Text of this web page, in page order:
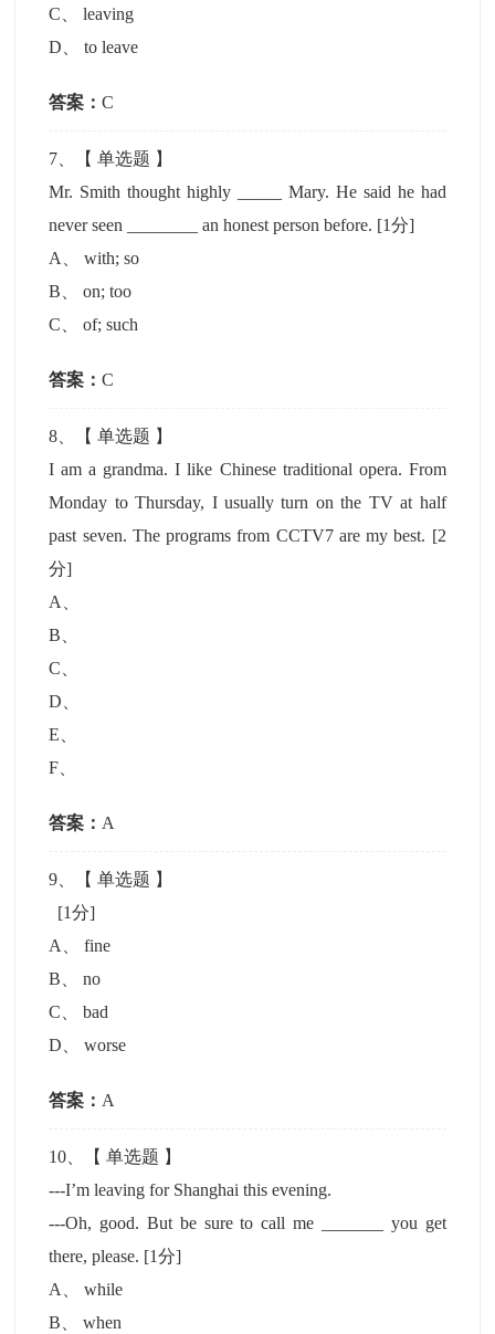
C 、leaving
D 、to leave
答案：C
7 、【单选题 】
Mr. Smith thought highly _____ Mary. He said he had
never seen ________ an honest person before. [1分]
A
、with; so
B 、on; too
C 、of; such
答案：C
8 、【单选题 】
I am a grandma. I like Chinese traditional opera. From
Monday to Thursday, I usually turn on the TV at half
past seven. The programs from CCTV7 are my best. [2
分]
A
B
C
D
E
F
答案： A
9 、【单选题 】
[1分]
A
、fine
B 、no
C 、bad
D 、worse
答案： A
10 、【单选题 】
---I’m leaving for Shanghai this evening.
---Oh, good. But be sure to call me _______ you get
there, please. [1分]
A
、while
B 、when